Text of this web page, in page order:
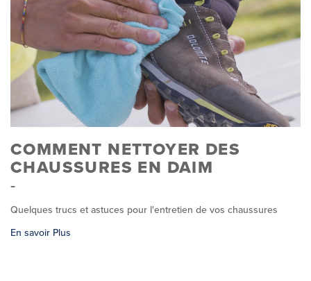
COMMENT NETTOYER DES
CHAUSSURES EN DAIM
Quelques trucs et astuces pour l'entretien de vos chaussures
En savoir Plus